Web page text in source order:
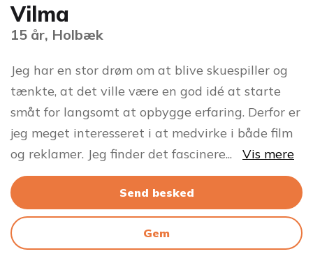
Vilma
15 år, Holbæk
Jeg har en stor drøm om at blive skuespiller og
tænkte, at det ville være en god idé at starte
småt for langsomt at opbygge erfaring. Derfor er
jeg meget interesseret i at medvirke i både film
og reklamer. Jeg finder det fascinere... Vis mere
Send besked
Gem